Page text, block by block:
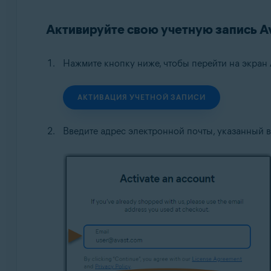
Все поддерживаемые операционные системы
Активируйте свою учетную запись
Нажмите кнопку ниже, чтобы перейти на экран
АКТИВАЦИЯ УЧЕТНОЙ ЗАПИСИ
Введите адрес электронной почты,